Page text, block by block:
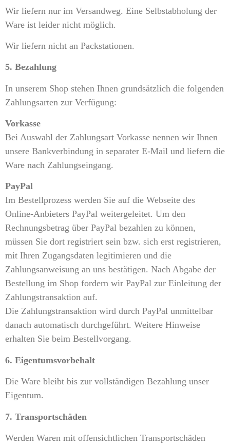
Wir liefern nur im Versandweg. Eine Selbstabholung der
Ware ist leider nicht möglich.
Wir liefern nicht an Packstationen.
5. Bezahlung
In unserem Shop stehen Ihnen grundsätzlich die folgenden
Zahlungsarten zur Verfügung:
Vorkasse
Bei Auswahl der Zahlungsart Vorkasse nennen wir Ihnen
unsere Bankverbindung in separater E-Mail und liefern die
Ware nach Zahlungseingang.
PayPal
Im Bestellprozess werden Sie auf die Webseite des
Online-Anbieters PayPal weitergeleitet. Um den
Rechnungsbetrag über PayPal bezahlen zu können,
müssen Sie dort registriert sein bzw. sich erst registrieren,
mit Ihren Zugangsdaten legitimieren und die
Zahlungsanweisung an uns bestätigen. Nach Abgabe der
Bestellung im Shop fordern wir PayPal zur Einleitung der
Zahlungstransaktion auf.
Die Zahlungstransaktion wird durch PayPal unmittelbar
danach automatisch durchgeführt. Weitere Hinweise
erhalten Sie beim Bestellvorgang.
6. Eigentumsvorbehalt
Die Ware bleibt bis zur vollständigen Bezahlung unser
Eigentum.
7. Transportschäden
Werden Waren mit offensichtlichen Transportschäden